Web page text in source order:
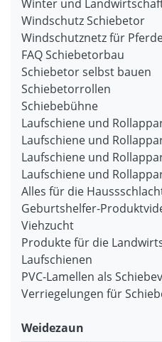
Winter und
Windschutz Schiebetor
Windschutznetz für
FAQ Schiebetorbau
Schiebetor selbst bauen
Schiebetorrollen
Schiebebühne
Laufschiene und
Laufschiene und
Laufschiene und
Laufschiene und
Alles für die
Geburtshelfer-
Viehzucht
Produkte für die
Laufschienen
PVC-Lamellen als
Verriegelungen für
Weidezaun